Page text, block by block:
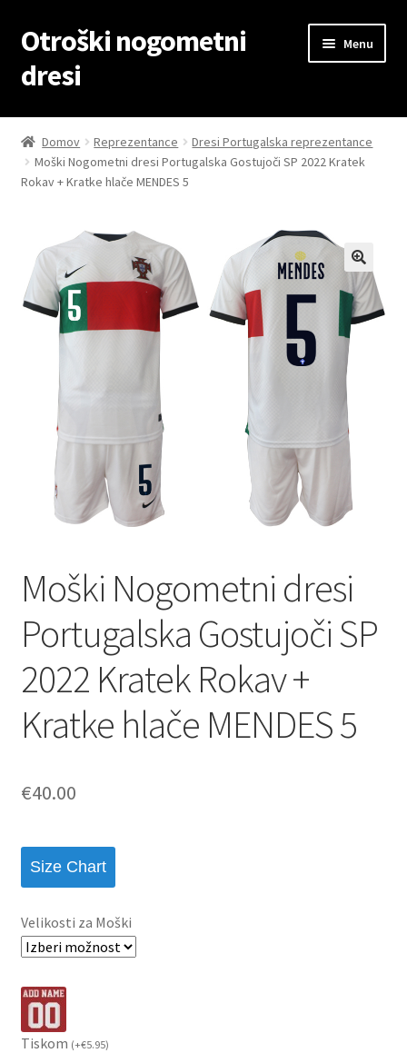
Skip
to
navigation
Skip
to
content
Otroški nogometni
dresi
Menu
Domov
Blog
Košarica
Moj račun
Zaključek nakupa
Domov Reprezentance
Dresi Portugalska reprezentance
Moški Nogometni dresi Portugalska Gostujoči SP 2022 Kratek
Rokav + Kratke hlače MENDES 5
Moški Nogometni dresi
Portugalska Gostujoči SP
2022 Kratek Rokav +
Kratke hlače MENDES 5
€40.00
Size Chart
Velikosti za Moški
Tiskom (+€5.95)